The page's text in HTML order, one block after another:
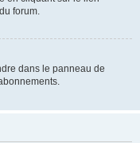
forum.
dans le panneau de